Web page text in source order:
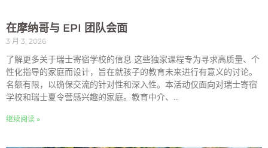
在摩纳哥与 EPI 团队会面
3 月 3, 2026
了解更多关于瑞士寄宿学校的信息 这些独家课程专为寻求高质量、个
性化指导的家庭而设计，旨在就孩子的教育未来进行有意义的讨论。
名额有限，以确保交流的针对性和深入性。本活动仅面向对瑞士寄宿
学校和瑞士夏令营感兴趣的家庭。教育中介、...
继续阅读 »